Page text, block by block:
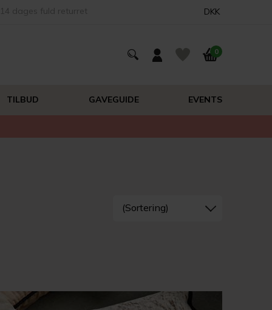
DKK
0
TILBUD GAVEGUIDE EVENTS